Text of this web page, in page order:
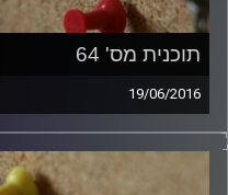
תוכנית מס' 64
19/06/2016
קלאסיקות רוק עם אורן הוף.
włodi